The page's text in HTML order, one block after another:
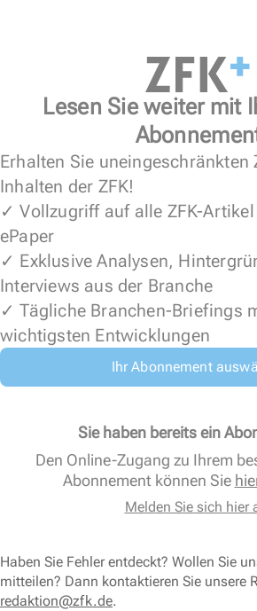
Lesen Sie weiter mit
Erhalten Sie uneingeschränkten
Inhalten der ZFK!
✓ Vollzugriff auf alle ZFK-
ePaper
✓ Exklusive Analysen,
Interviews aus der Branche
✓ Tägliche Branchen-Briefings
wichtigsten Entwicklungen
Ihr Abonnement
Sie haben bereits ein
Den Online-Zugang zu Ihrem
Abonnement können Sie
Melden Sie sich hier
Haben Sie Fehler entdeckt? Wollen Sie
mitteilen? Dann kontaktieren Sie unsere
redaktion@zfk.de.